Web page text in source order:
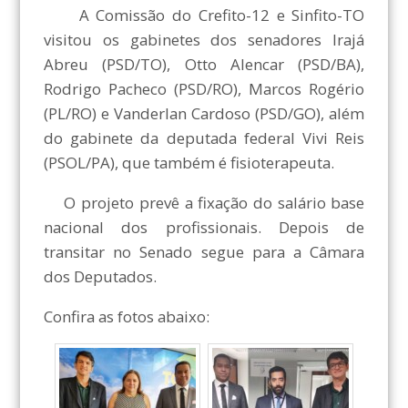
A Comissão do Crefito-12 e Sinfito-TO
visitou os gabinetes dos senadores Irajá
Abreu (PSD/TO), Otto Alencar (PSD/BA),
Rodrigo Pacheco (PSD/RO), Marcos Rogério
(PL/RO) e Vanderlan Cardoso (PSD/GO), além
do gabinete da deputada federal Vivi Reis
(PSOL/PA), que também é fisioterapeuta.
O projeto prevê a fixação do salário base
nacional dos profissionais. Depois de
transitar no Senado segue para a Câmara
dos Deputados.
Confira as fotos abaixo: